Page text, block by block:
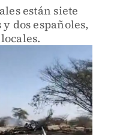
están siete
dos españoles,